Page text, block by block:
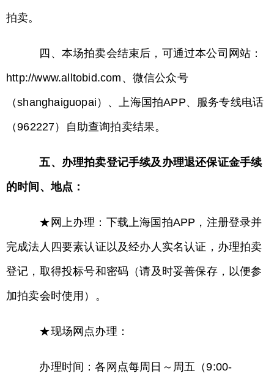
拍卖。
四、本场拍卖会结束后，可通过本公司网站：
http://www.alltobid.com、微信公众号
（shanghaiguopai）、上海国拍APP、服务专线电话
（962227）自助查询拍卖结果。
五、办理拍卖登记手续及办理退还保证金手续
的时间、地点：
★网上办理：下载上海国拍APP，注册登录并
完成法人四要素认证以及经办人实名认证，办理拍卖
登记，取得投标号和密码（请及时妥善保存，以便参
加拍卖会时使用）。
★现场网点办理：
办理时间：各网点每周日～周五（9:00-